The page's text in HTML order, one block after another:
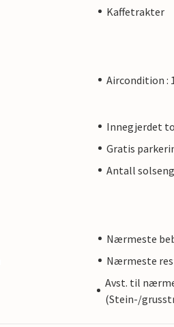
Kaffetrakter
Aircondition :
Innegjerdet
Gratis
Antall
Nærmeste
Nærmeste
Avst. til
(Stein-/